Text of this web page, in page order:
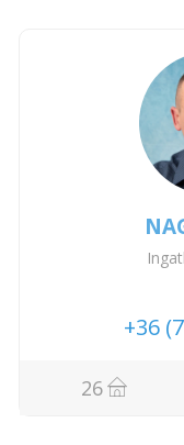
+36
26